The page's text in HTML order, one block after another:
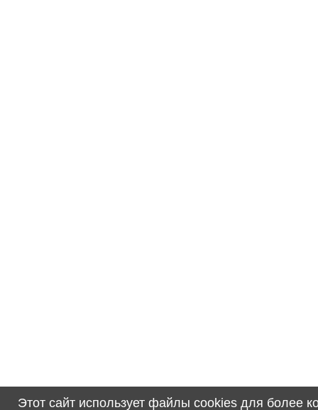
Этот сайт использует файлы cookies для более